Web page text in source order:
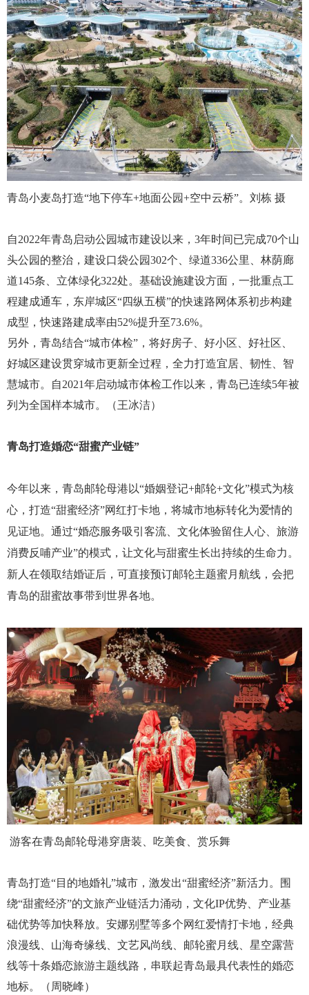
青岛小麦岛打造“地下停车+地面公园+空中云桥”。刘栋 摄
自2022年青岛启动公园城市建设以来，3年时间已完成70个山
头公园的整治，建设口袋公园302个、绿道336公里、林荫廊
道145条、立体绿化322处。基础设施建设方面，一批重点工
程建成通车，东岸城区“四纵五横”的快速路网体系初步构建
成型，快速路建成率由52%提升至73.6%。
另外，青岛结合“城市体检”，将好房子、好小区、好社区、
好城区建设贯穿城市更新全过程，全力打造宜居、韧性、智
慧城市。自2021年启动城市体检工作以来，青岛已连续5年被
列为全国样本城市。（王冰洁）
青岛打造婚恋“甜蜜产业链”
今年以来，青岛邮轮母港以“婚姻登记+邮轮+文化”模式为核
心，打造“甜蜜经济”网红打卡地，将城市地标转化为爱情的
见证地。通过“婚恋服务吸引客流、文化体验留住人心、旅游
消费反哺产业”的模式，让文化与甜蜜生长出持续的生命力。
新人在领取结婚证后，可直接预订邮轮主题蜜月航线，会把
青岛的甜蜜故事带到世界各地。
游客在青岛邮轮母港穿唐装、吃美食、赏乐舞
青岛打造“目的地婚礼”城市，激发出“甜蜜经济”新活力。围
绕“甜蜜经济”的文旅产业链活力涌动，文化IP优势、产业基
础优势等加快释放。安娜别墅等多个网红爱情打卡地，经典
浪漫线、山海奇缘线、文艺风尚线、邮轮蜜月线、星空露营
线等十条婚恋旅游主题线路，串联起青岛最具代表性的婚恋
地标。（周晓峰）